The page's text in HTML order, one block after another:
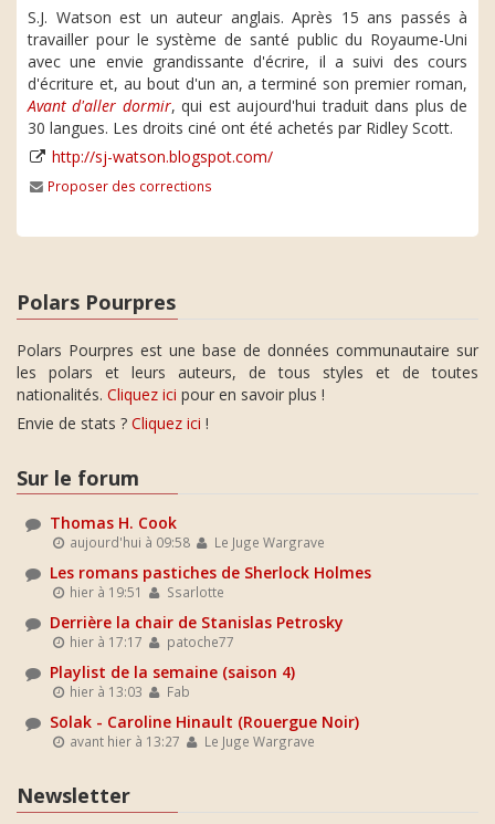
S.J. Watson est un auteur anglais. Après 15 ans passés à
travailler pour le système de santé public du Royaume-Uni
avec une envie grandissante d'écrire, il a suivi des cours
d'écriture et, au bout d'un an, a terminé son premier roman,
Avant d'aller dormir, qui est aujourd'hui traduit dans plus de
30 langues. Les droits ciné ont été achetés par Ridley Scott.
http://sj-watson.blogspot.com/
Proposer des corrections
Polars Pourpres
Polars Pourpres est une base de données communautaire sur
les polars et leurs auteurs, de tous styles et de toutes
nationalités. Cliquez ici pour en savoir plus !
Envie de stats ? Cliquez ici !
Sur le forum
Thomas H. Cook
aujourd'hui à 09:58 Le Juge Wargrave
Les romans pastiches de Sherlock Holmes
hier à 19:51 Ssarlotte
Derrière la chair de Stanislas Petrosky
hier à 17:17 patoche77
Playlist de la semaine (saison 4)
hier à 13:03 Fab
Solak - Caroline Hinault (Rouergue Noir)
avant hier à 13:27 Le Juge Wargrave
Newsletter